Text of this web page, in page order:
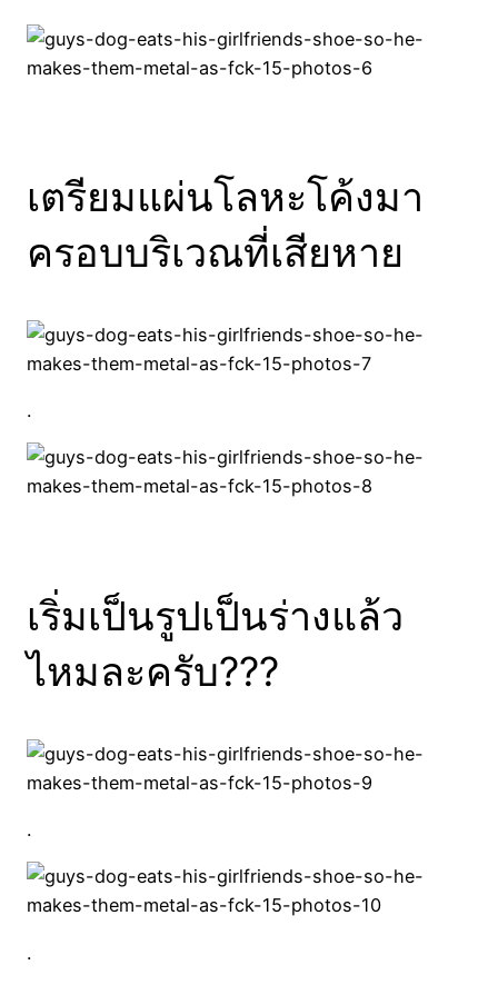
เตรียมแผ่นโลหะโค้งมา
ครอบบริเวณที่เสียหาย
.
เริ่มเป็นรูปเป็นร่างแล้ว
ไหมละครับ???
.
.